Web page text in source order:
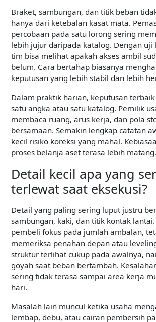
Braket, sambungan, dan titik beban
hanya dari ketebalan kasat mata.
percobaan pada satu lorong sering
lebih jujur daripada katalog. Dengan uji
tim bisa melihat apakah akses ambil
belum. Cara bertahap biasanya
keputusan yang lebih stabil dan lebih
Dalam praktik harian, keputusan
satu angka atau satu katalog. Pemilik
membaca ruang, arus kerja, dan pola
bersamaan. Semakin lengkap catatan
kecil risiko koreksi yang mahal.
proses belanja aset terasa lebih matang.
Detail kecil apa yang
terlewat saat eksekusi?
Detail yang paling sering luput justru
sambungan, kaki, dan titik kontak
pembeli fokus pada jumlah ambalan,
memeriksa penahan depan atau
struktur terlihat cukup pada awalnya,
goyah saat beban bertambah.
sering tidak terasa sampai area kerja
hari.
Masalah lain muncul ketika usaha
lembap, debu, atau cairan pembersih